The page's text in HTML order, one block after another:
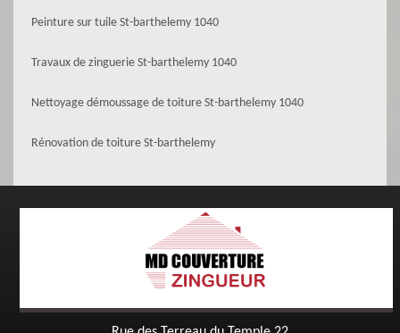
Peinture sur tuile St-barthelemy 1040
Travaux de zinguerie St-barthelemy 1040
Nettoyage démoussage de toiture St-barthelemy 1040
Rénovation de toiture St-barthelemy